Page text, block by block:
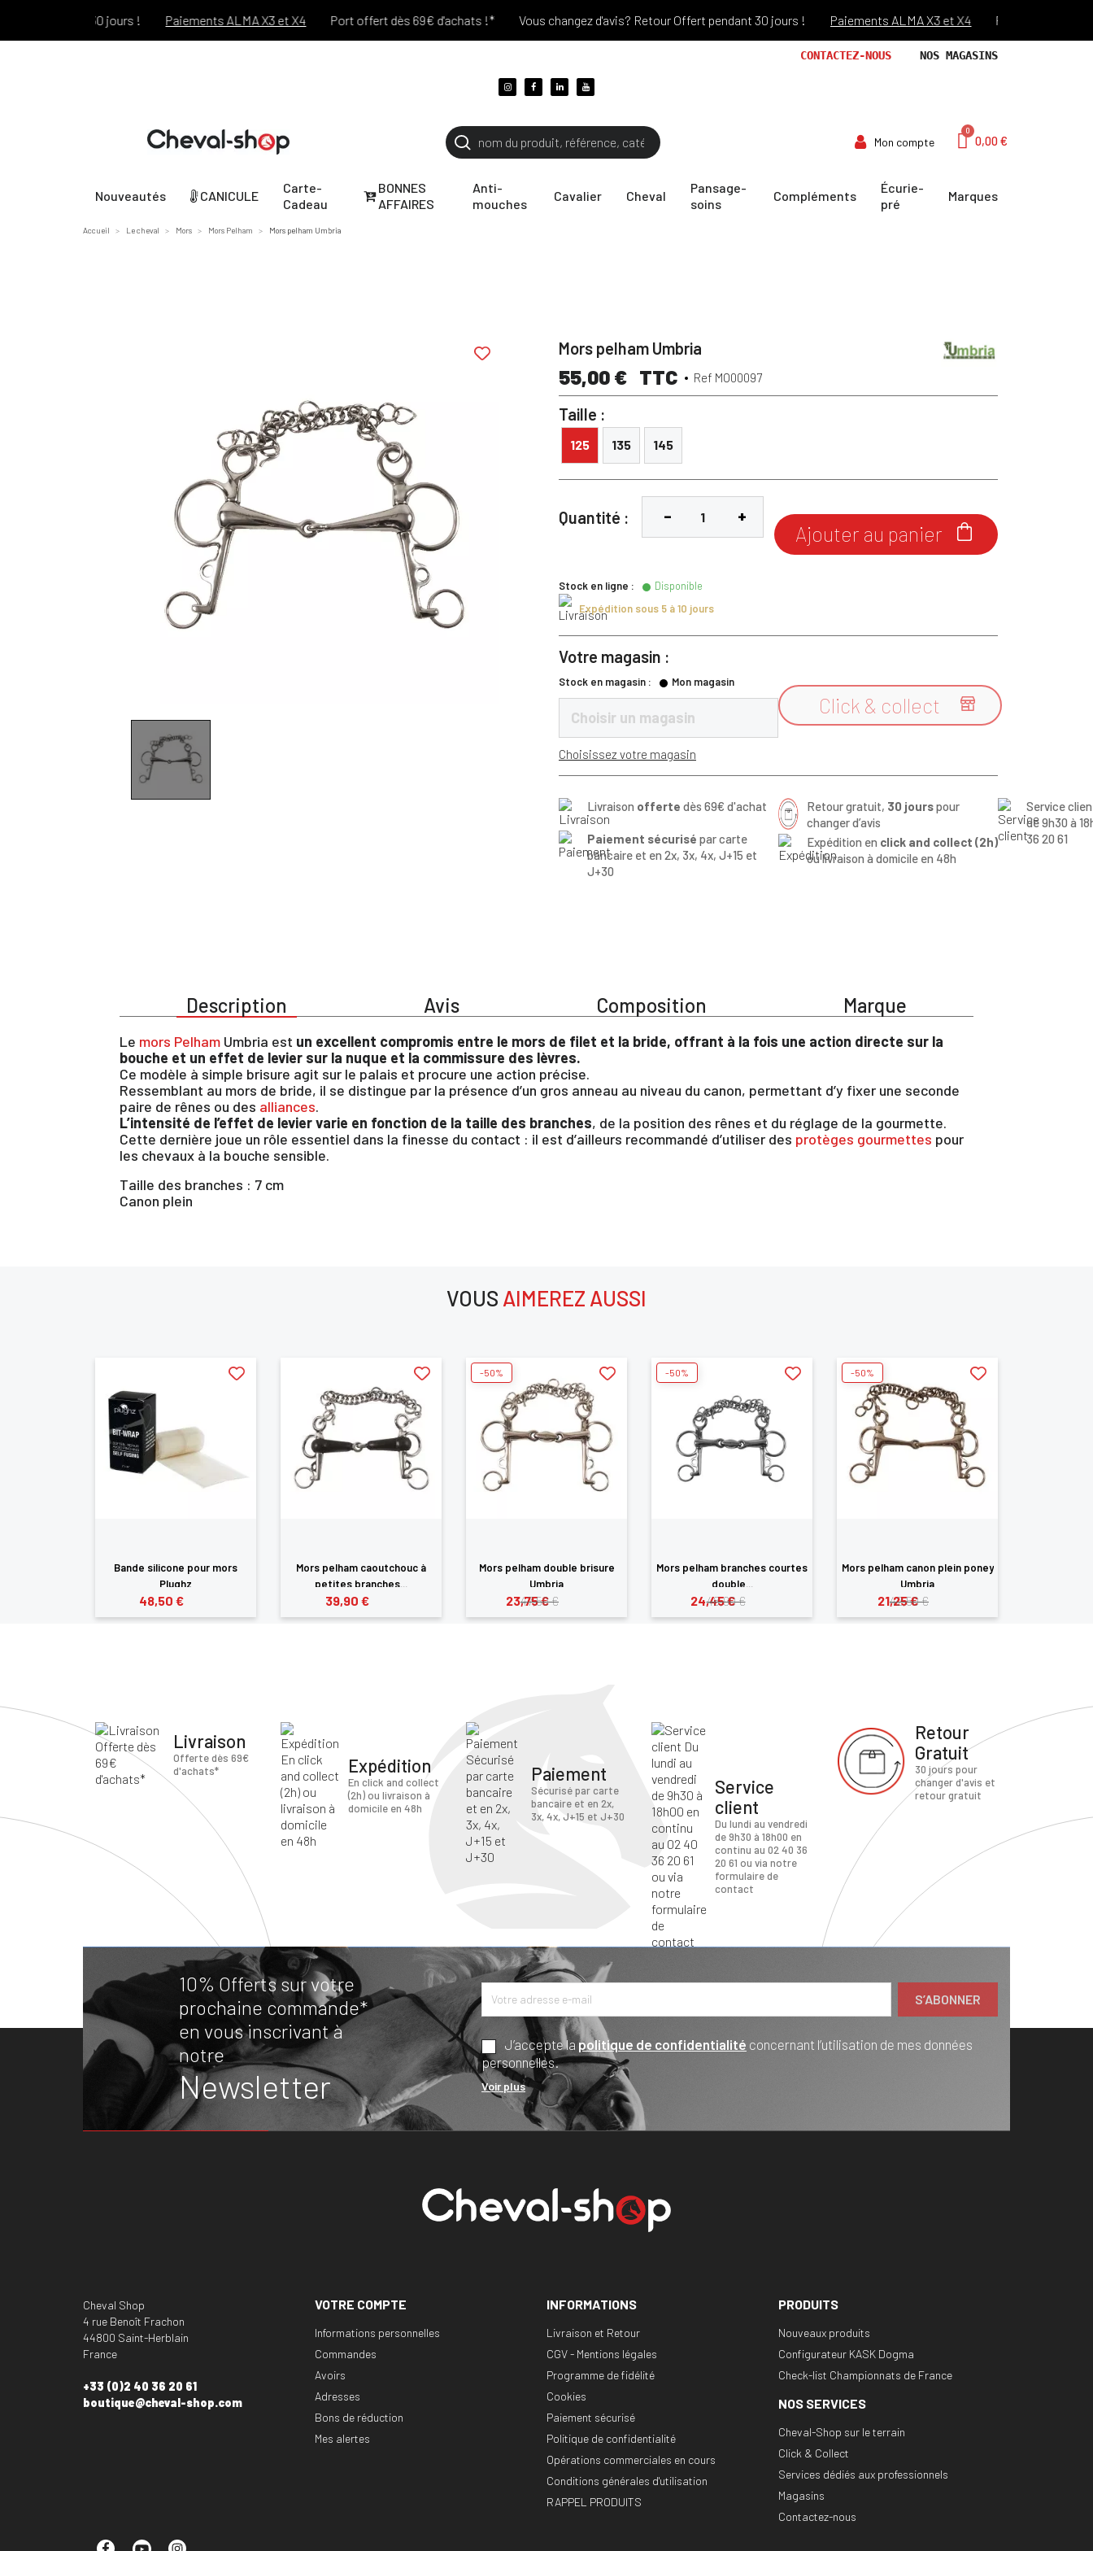
pendant 30 jours ! Paiements ALMA X3 et X4 Port offert dès 69€ d'achats !* Vous changez d'avis? Retour Offert pendant 30 jours ! Paiements ALMA X3 et X4 Port offert dès 69€
CONTACTEZ-NOUS NOS MAGASINS
Mon compte 0,00 €
Nouveautés CANICULE
Carte-
Cadeau
BONNES
AFFAIRES
Anti-
mouches
Cavalier Cheval
Pansage-
soins
Compléments
Écurie-
pré
Marques
Accueil Le cheval Mors Mors Pelham Mors pelham Umbria
Mors pelham Umbria
55,00 € TTC Ref MO00097
Taille :
125 135 145
Quantité :
Stock en ligne :
Disponible
Expédition sous 5 à 10 jours

Ajouter au panier
Votre magasin :
Stock en magasin : Mon magasin
Choisir un magasin
Choisissez votre magasin

Click & collect
Livraison offerte dès 69€ d'achat
Paiement sécurisé par carte
bancaire et en 2x, 3x, 4x, J+15 et
J+30
Retour gratuit, 30 jourspour
changer d’avis
Expédition en click and collect (2h)
ou livraison à domicile en 48h
Service
de 9h30 à
36 20 61
Description Avis Composition Marque
Le mors Pelham Umbria est un excellent compromis entre le mors de filet et la bride, offrant à la fois une action directe sur la
bouche et un effet de levier sur la nuque et la commissure des lèvres.
Ce modèle à simple brisure agit sur le palais et procure une action précise.
Ressemblant au mors de bride, il se distingue par la présence d’un gros anneau au niveau du canon, permettant d’y fixer une seconde
paire de rênes ou des alliances.
L’intensité de l’effet de levier varie en fonction de la taille des branches, de la position des rênes et du réglage de la gourmette.
Cette dernière joue un rôle essentiel dans la finesse du contact : il est d’ailleurs recommandé d’utiliser des protèges gourmettes pour
les chevaux à la bouche sensible.
Taille des branches : 7 cm
Canon plein
VOUS AIMEREZ AUSSI
Bande silicone pour mors
Plughz
48,50 €
Mors pelham caoutchouc à
petites branches...
39,90 €
Mors pelham double brisure
Umbria
47,50 €
23,75 €
-50%
Mors pelham branches courtes
double...
48,90 €
24,45 €
-50%
Mors pelham canon plein poney
Umbria
42,50 €
21,25 €
-50%
Livraison
Offerte dès 69€
d'achats*
Expédition
En click and collect
(2h) ou livraison à
domicile en 48h
Paiement
Sécurisé par carte
bancaire et en 2x,
3x, 4x, J+15 et J+30
Service
client
Du lundi au vendredi
de 9h30 à 18h00 en
continu au 02 40 36
20 61 ou via notre
formulaire de
contact
Retour
Gratuit
30 jours pour
changer d'avis et
retour gratuit
10% Offerts sur votre
prochaine commande*
en vous inscrivant à
notre
Newsletter
J’accepte la politique de confidentialité concernant l’utilisation de mes données
personnelles.
Voir plus
Cheval Shop
4 rue Benoît Frachon
44800 Saint-Herblain
France
+33 (0)2 40 36 20 61
boutique@cheval-shop.com
VOTRE COMPTE
Informations personnelles
Commandes
Avoirs
Adresses
Bons de réduction
Mes alertes
INFORMATIONS
Livraison et Retour
CGV - Mentions légales
Programme de fidélité
Cookies
Paiement sécurisé
Politique de confidentialité
Opérations commerciales en cours
Conditions générales d'utilisation
RAPPEL PRODUITS
PRODUITS
Nouveaux produits
Configurateur KASK Dogma
Check-list Championnats de France
NOS SERVICES
Cheval-Shop sur le terrain
Click & Collect
Services dédiés aux professionnels
Magasins
Contactez-nous
FacebookYouTube
Vous devez être connecté pour enregistrer des produits dans votre liste
ANNULER SE CONNECTER